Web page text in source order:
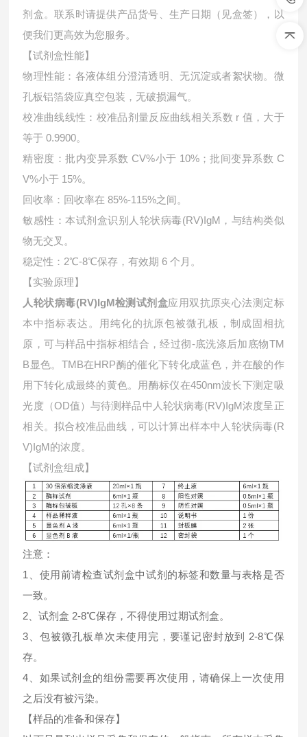
剂盒。联系时请提供产品货号、生产日期（见盒签），以
便我们更高效为您服务。
【试剂盒性能】
物理性能：各液体组分澄清透明、无沉淀或者絮状物。微
孔板铝箔袋应真空包装，无破损漏气。
校准曲线线性：校准品剂量反应曲线相关系数 r 值，大于
等于 0.9900。
精密度：批内变异系数 CV%小于 10%；批间变异系数 C
V%小于 15%。
回收率：回收率在 85%-115%之间。
敏感性：本试剂盒识别人轮状病毒(RV)IgM，与结构类似
物无交叉。
稳定性：2℃-8℃保存，有效期 6 个月。
【实验原理】
人轮状病毒(RV)IgM检测试剂盒应用双抗原夹心法测定标
本中指标表达。用纯化的抗原包被微孔板，制成固相抗
原，可与样品中指标相结合，经过彻-底洗涤后加底物TM
B显色。TMB在HRP酶的催化下转化成蓝色，并在酸的作
用下转化成最终的黄色。用酶标仪在450nm波长下测定吸
光度（OD值）与待测样品中 人轮状病毒(RV)IgM浓度呈正
相关。拟合校准品曲线，可以计算出样本中 人轮状病毒(R
V)IgM的浓度。
【试剂盒组成】
注意：
1、使用前请检查试剂盒中试剂的标签和数量与表格是否
一致。
2、试剂盒 2-8℃保存，不得使用过期试剂盒。
3、包被微孔板单次未使用完，要谨记密封放到 2-8℃保
存。
4、如果试剂盒的组份需要再次使用，请确保上一次使用
之后没有被污染。
【样品的准备和保存】